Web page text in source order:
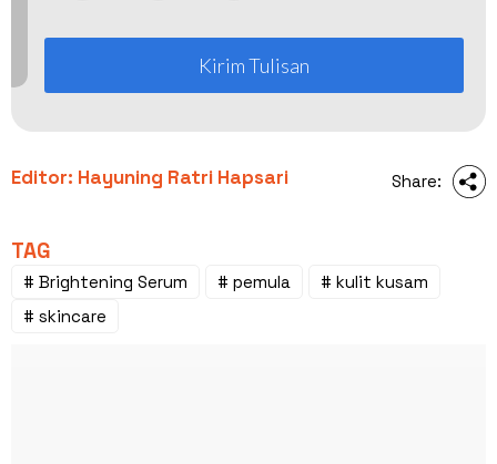
Kirim Tulisan
Editor: Hayuning Ratri Hapsari Share:
TAG
# Brightening Serum # pemula
# kulit kusam
# skincare